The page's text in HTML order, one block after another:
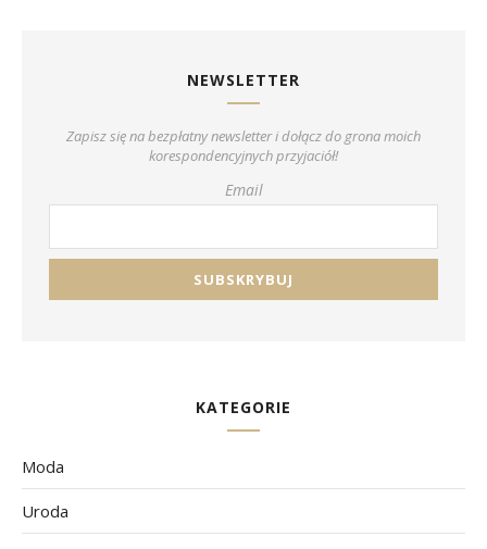
NEWSLETTER
Zapisz się na bezpłatny newsletter i dołącz do grona moich
korespondencyjnych przyjaciół!
Email
KATEGORIE
Moda
Uroda